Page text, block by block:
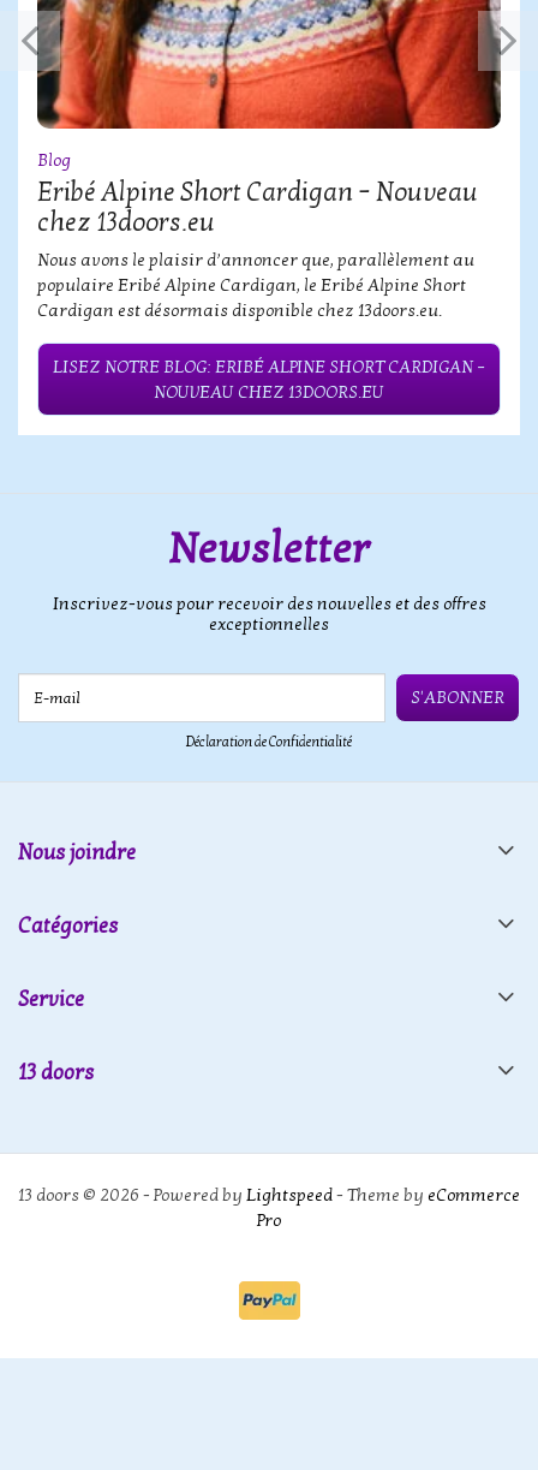
Blog
Eribé Alpine Short Cardigan – Nouveau
chez 13doors.eu
Nous avons le plaisir d’annoncer que, parallèlement au
populaire Eribé Alpine Cardigan, le Eribé Alpine Short
Cardigan est désormais disponible chez 13doors.eu.
LISEZ NOTRE BLOG: ERIBÉ ALPINE SHORT CARDIGAN –
NOUVEAU CHEZ 13DOORS.EU
Newsletter
Inscrivez-vous pour recevoir des nouvelles et des offres
exceptionnelles
S'ABONNER
Déclaration de Confidentialité
Nous joindre
Catégories
Service
13 doors
13 doors © 2026 - Powered by Lightspeed- Theme by eCommerce
Pro